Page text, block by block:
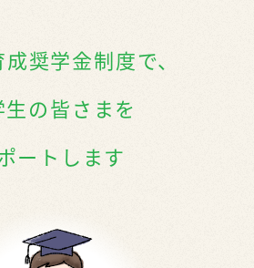
奨学金制度で、
生の皆さまを
ートします